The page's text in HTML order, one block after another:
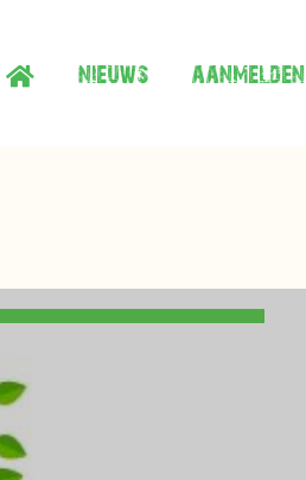
nieuws aanmelden